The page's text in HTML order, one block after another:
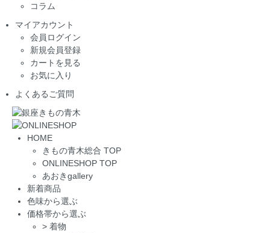
コラム
マイアカウント
会員ログイン
新規会員登録
カートを見る
お気に入り
よくあるご質問
HOME
きもの青木総合 TOP
ONLINESHOP TOP
あおきgallery
新着商品
色味から選ぶ
価格帯から選ぶ
> 着物